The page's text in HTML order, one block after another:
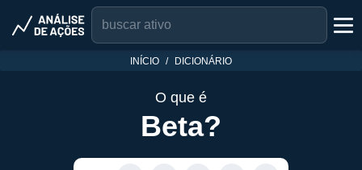
INÍCIO DICIONÁRIO
O que é
Beta?